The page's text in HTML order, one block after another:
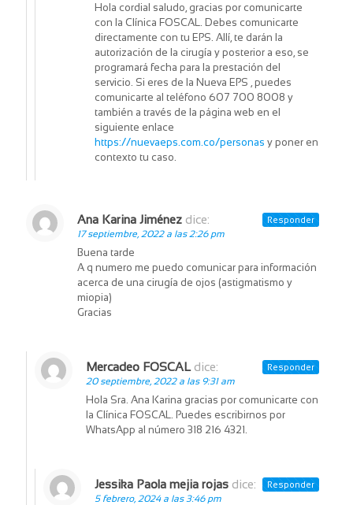
Hola cordial saludo, gracias por comunicarte
con la Clínica FOSCAL. Debes comunicarte
directamente con tu EPS. Allí, te darán la
autorización de la cirugía y posterior a eso, se
programará fecha para la prestación del
servicio. Si eres de la Nueva EPS , puedes
comunicarte al teléfono 607 700 8008 y
también a través de la página web en el
siguiente enlace
https://nuevaeps.com.co/personas y poner en
contexto tu caso.
Ana Karina Jiménez dice:
17 septiembre, 2022 a las 2:26 pm
Buena tarde
A q numero me puedo comunicar para información
acerca de una cirugía de ojos (astigmatismo y
miopia)
Gracias
Responder
Mercadeo FOSCAL dice:
20 septiembre, 2022 a las 9:31 am
Hola Sra. Ana Karina gracias por comunicarte con
la Clínica FOSCAL. Puedes escribirnos por
WhatsApp al número 318 216 4321.
Responder
Jessika Paola mejia rojas dice:
5 febrero, 2024 a las 3:46 pm
Responder